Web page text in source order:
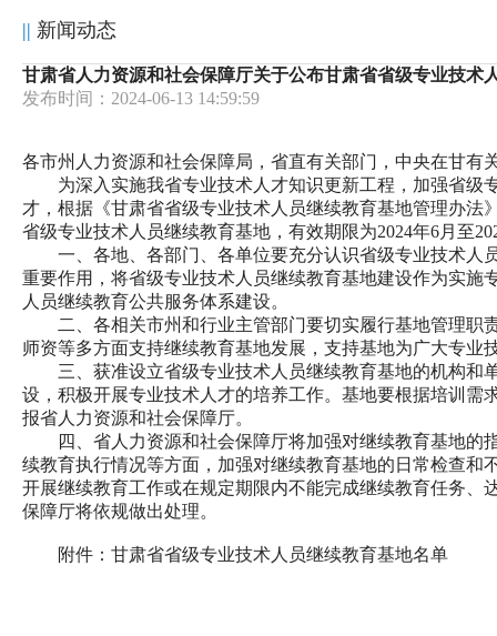
新闻动态
甘肃省人力资源和社会保障厅关于公布甘肃省省级专业技术
发布时间：2024-06-13 14:59:59
各市州人力资源和社会保障局，省直有关部门，中央在甘有
才，根据《甘肃省省级专业技术人员继续教育基地管理办法
省级专业技术人员继续教育基地，有效期限为2024年6月至
重要作用，将省级专业技术人员继续教育基地建设作为实
人员继续教育公共服务体系建设。
师资等多方面支持继续教育基地发展，支持基地为广大专业
设，积极开展专业技术人才的培养工作。基地要根据培训需
报省人力资源和社会保障厅。
续教育执行情况等方面，加强对继续教育基地的日常检查
开展继续教育工作或在规定期限内不能完成继续教育任务
保障厅将依规做出处理。
	附件：甘肃省省级专业技术人员继续教育基地名单